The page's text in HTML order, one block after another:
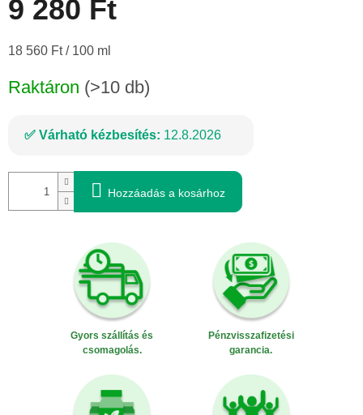
9 280 Ft
Egységár:
18 560 Ft / 100 ml
Raktáron (>10 db)
Várható kézbesítés: 12.8.2026
Hozzáadás a kosárhoz
Gyors szállítás és
csomagolás.
Pénzvisszafizetési
garancia.